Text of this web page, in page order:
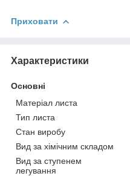
Приховати
Характеристики
Основні
Матеріал листа
Тип листа
Стан виробу
Вид за хімічним складом
Вид за ступенем
легування